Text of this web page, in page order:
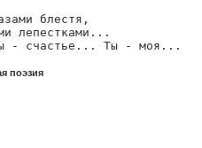
блестя,
лепестками...
- счастье... Ты - моя...
поэзия